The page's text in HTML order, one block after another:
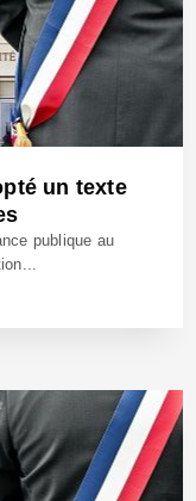
un texte
publique au